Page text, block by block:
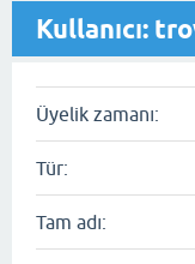
Kullanıcı:
Üyelik zamanı:
Tür:
Tam adı: